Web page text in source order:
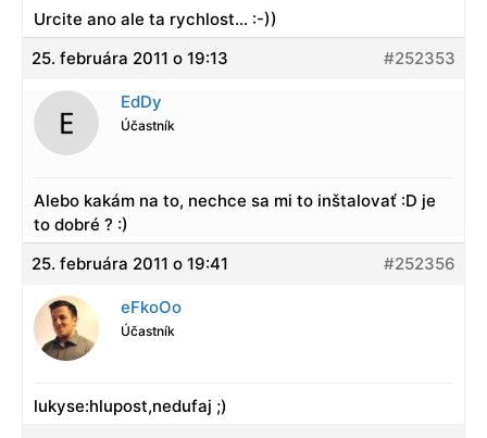
Urcite ano ale ta rychlost… :-))
25. februára 2011 o 19:13
#252353
EdDy
Účastník
Alebo kakám na to, nechce sa mi to inštalovať :D je
to dobré ? :)
25. februára 2011 o 19:41
#252356
eFkoOo
Účastník
lukyse:hlupost,nedufaj ;)